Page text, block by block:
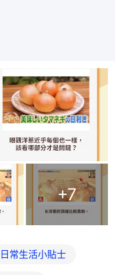
+7
日常生活小貼士